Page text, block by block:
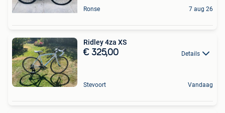
Ronse 7 aug 26
Ridley 4za XS
€ 325,00 Details
Stevoort Vandaag